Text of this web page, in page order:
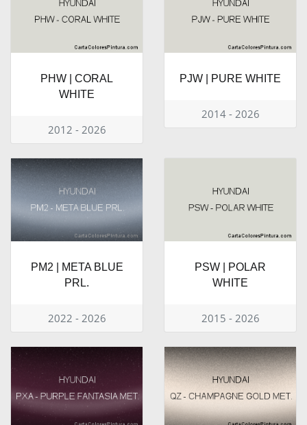
PHW | CORAL
WHITE
2012 - 2026
PJW | PURE WHITE
2014 - 2026
PM2 | META BLUE
PRL.
2022 - 2026
PSW | POLAR
WHITE
2015 - 2026